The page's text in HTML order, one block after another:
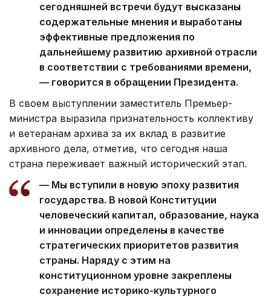
сегодняшней встречи будут высказаны
содержательные мнения и выработаны
эффективные предложения по
дальнейшему развитию архивной отрасли
в соответствии с требованиями времени,
— говорится в обращении Президента.
В своем выступлении заместитель Премьер-
министра выразила признательность коллективу
и ветеранам архива за их вклад в развитие
архивного дела, отметив, что сегодня наша
страна переживает важный исторический этап.
— Мы вступили в новую эпоху развития
государства. В новой Конституции
человеческий капитал, образование, наука
и инновации определены в качестве
стратегических приоритетов развития
страны. Наряду с этим на
конституционном уровне закреплены
сохранение историко-культурного